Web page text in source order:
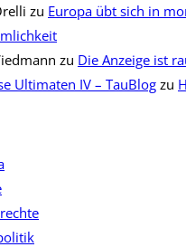
zu Europa übt sich in
zu Die Anzeige ist
Ultimaten IV – TauBlog zu